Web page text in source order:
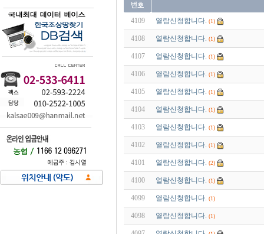
4109 열람신청합니다. (1)
4108 열람신청합니다. (1)
4107 열람신청합니다. (1)
4106 열람신청합니다. (1)
4105 열람신청합니다. (1)
4104 열람신청합니다. (1)
4103 열람신청합니다. (1)
4102 열람신청합니다. (1)
4101 열람신청합니다. (2)
4100 열람신청합니다. (1)
4099 열람신청합니다. (1)
4098 열람신청합니다. (1)